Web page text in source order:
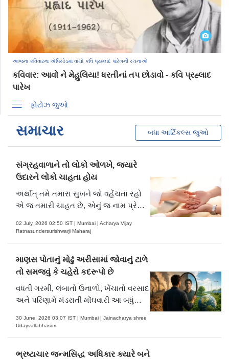
આજના કવિવારના એપિસોડમાં વાંચો કવિ પ્રહ્લાદ પારેખની રચનાઓ
કવિવાર: આવો ને મેહુલિયા! ધરતીનાં તપ છોડાવો - કવિ પ્રહ્લાદ
પારેખ
ફોટોઝ જુઓ
સમાચાર બધા આર્ટિકલ્સ જુઓ
સંગ્રહવાળાને તો લોકો ઓળખે, જ્યારે
ઉદારને લોકો ચાહતા હોય
અર્થાત્ તમે તમારા સુખને જો વહેંચતા રહો
એ જ તમારી ચાહત છે, એનું જ નામ પ્રેમ
02 July, 2026 02:50 IST | Mumbai | Acharya Vijay
Ratnasundersurishwarji Maharaj
માણસ પોતાનું મોઢું અરીસામાં જોવાનું ટાળે
તો સમજવું કે ચહેરો કદરૂપો છે
વધતી ગરમી, લંબાતો ઉનાળો, ખેંચાતો વરસાદ
અને પરિણામે મંડરાતી મોંઘવારી આ બધું
અઘરું લાગશે પણ આ પરિસ્થિતિમાં ઉપરોક્ત
30 June, 2026 03:07 IST | Mumbai | Jainacharya shree
Udayvallabhasuri
ભ્રષ્ટાચાર જન્મસિદ્ધ અધિકાર ક્યારે બને